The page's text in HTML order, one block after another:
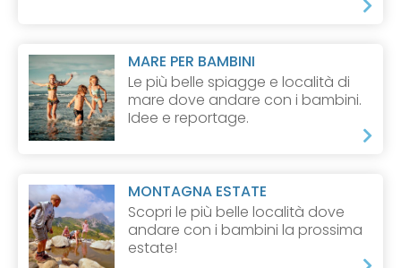
MARE PER BAMBINI
Le più belle spiagge e località di
mare dove andare con i bambini.
Idee e reportage.
MONTAGNA ESTATE
Scopri le più belle località dove
andare con i bambini la prossima
estate!